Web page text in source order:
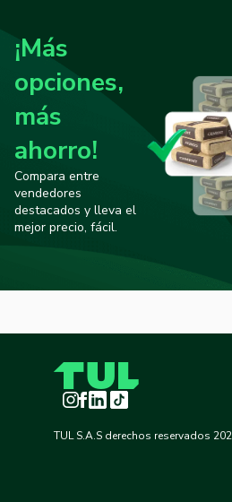
¡Más
opciones,
más
ahorro!
Compara entre
vendedores
destacados y lleva el
mejor precio, fácil.
Instagram
Facebook
LinkedInTikTok
TUL S.A.S derechos reservados